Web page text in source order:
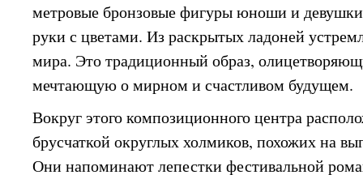
метровые бронзовые фигуры юноши и
руки с цветами. Из раскрытых ладоней
мира. Это традиционный образ,
мечтающую о мирном и счастливом будущем.
Вокруг этого композиционного центра
брусчаткой округлых холмиков, похожих на
Они напоминают лепестки фестивальной